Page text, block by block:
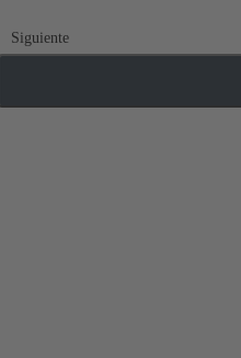
Siguiente